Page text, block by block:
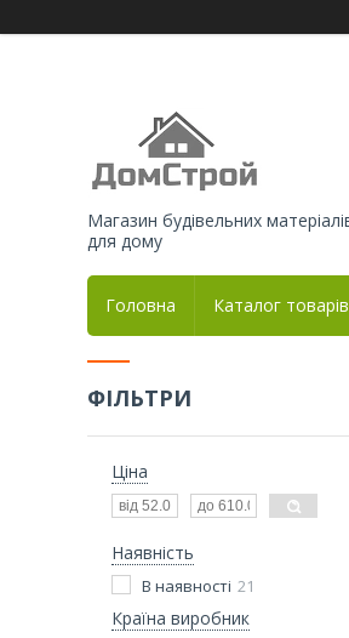
Магазин будівельних
для дому
Головна Каталог товарів
ФІЛЬТРИ
Ціна
Наявність
В наявності 21
Країна виробник